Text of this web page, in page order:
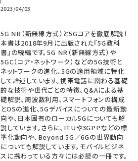
2023/04/03
5G NR（新無線方式）と5Gコアを徹底解説！
本書は2018年9月に出版された『5G教科
書』の続編です。5G NR（新無線方式）や
5GC（コア・ネットワーク）などの5G技術と
ネットワークの進化、5Gの適用領域に特化
して詳述しています。携帯電話に関わる基礎
的な技術や世代ごとの特徴、Q&Aによる基
礎解説、周波数利用、スマートフォンの構成
とOSの進化、5Gデバイスについての最新動
向や、日本固有のローカル5Gについても解
説しています。さらに、ITUや3GPPなどの標
準化動向や、Beyond 5G／6Gの世界動向
についても解説しています。モバイルビジネ
スに携わっている方々には必読の一冊です。